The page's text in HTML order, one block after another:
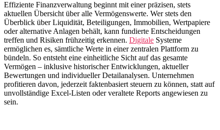
Effiziente Finanzverwaltung beginnt mit einer präzisen, stets
aktuellen Übersicht über alle Vermögenswerte. Wer stets den
Überblick über Liquidität, Beteiligungen, Immobilien, Wertpapiere
oder alternative Anlagen behält, kann fundierte Entscheidungen
treffen und Risiken frühzeitig erkennen. Digitale Systeme
ermöglichen es, sämtliche Werte in einer zentralen Plattform zu
bündeln. So entsteht eine einheitliche Sicht auf das gesamte
Vermögen – inklusive historischer Entwicklungen, aktueller
Bewertungen und individueller Detailanalysen. Unternehmen
profitieren davon, jederzeit faktenbasiert steuern zu können, statt auf
unvollständige Excel-Listen oder veraltete Reports angewiesen zu
sein.